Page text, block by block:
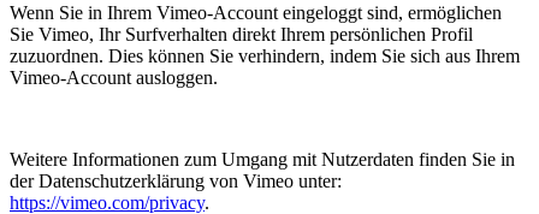
Wenn Sie in Ihrem Vimeo-Account eingeloggt sind, ermöglichen
Sie Vimeo, Ihr Surfverhalten direkt Ihrem persönlichen Profil
zuzuordnen. Dies können Sie verhindern, indem Sie sich aus Ihrem
Vimeo-Account ausloggen.
Weitere Informationen zum Umgang mit Nutzerdaten finden Sie in
der Datenschutzerklärung von Vimeo unter:
https://vimeo.com/privacy.